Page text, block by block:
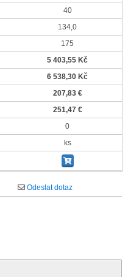
40
134,0
175
5 403,55 Kč
6 538,30 Kč
207,83 €
251,47 €
0
ks
Odeslat dotaz